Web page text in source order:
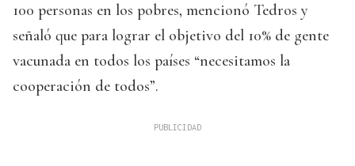
100 personas en los pobres, mencionó Tedros y
señaló que para lograr el objetivo del 10% de gente
vacunada en todos los países “necesitamos la
cooperación de todos”.